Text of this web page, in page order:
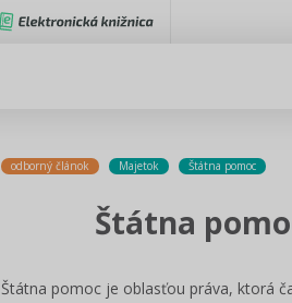
odborný článok Majetok Štátna pomoc
Štátna
Štátna pomoc je oblasťou práva, ktorá